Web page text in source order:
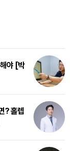
야 [박
? 홀렙